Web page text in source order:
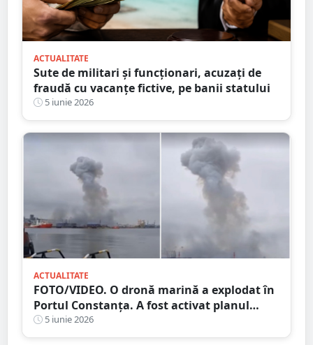
ACTUALITATE
Sute de militari și funcționari, acuzați de
fraudă cu vacanțe fictive, pe banii statului
5 iunie 2026
ACTUALITATE
FOTO/VIDEO. O dronă marină a explodat în
Portul Constanța. A fost activat planul
Roșu de Intervenție
5 iunie 2026